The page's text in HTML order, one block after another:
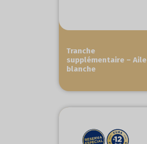
Tranche
supplémentaire – Aile
blanche